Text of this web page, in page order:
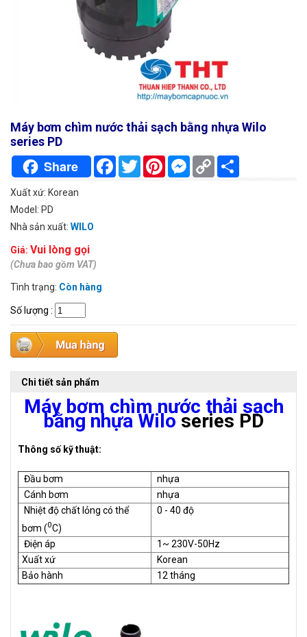
Máy bơm chìm nước thải sạch bằng nhựa Wilo
series PD
Share FacebookTwitterPinterestMessenger
Copy
Link
Xuất xứ: Korean
Model: PD
Nhà sản xuất: WILO
Giá: Vui lòng gọi
(Chưa bao gồm VAT)
Tình trạng: Còn hàng
Số lượng :
Chi tiết sản phẩm
Máy bơm chìm nước thải sạch
bằng nhựa Wilo series PD
Thông số kỹ thuật:
Đầu bơm
nhựa
Cánh bơm
nhựa
Nhiệt độ chất lỏng có thể
bơm (0C)
0 - 40 độ
Điện áp
1~ 230V-50Hz
Xuất xứ
Korean
Bảo hành
12 tháng